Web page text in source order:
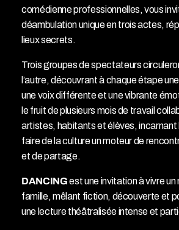
comédienne professionnelles, vous
déambulation unique en trois actes,
lieux secrets.
Trois groupes de spectateurs
l’autre, découvrant à chaque étape
une voix différente et une vibrante
le fruit de plusieurs mois de travail
artistes, habitants et élèves,
faire de la culture un moteur de
et de partage.
DANCINGest une invitation à vivre un
famille, mêlant fiction, découverte et
une lecture théâtralisée intense et